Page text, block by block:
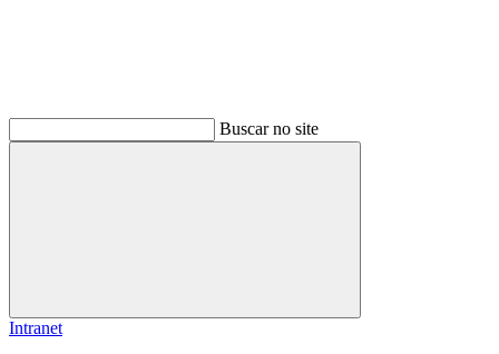
Buscar no site
Buscar
Intranet